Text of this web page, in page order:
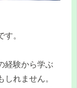
。
経験から学ぶ
れません。